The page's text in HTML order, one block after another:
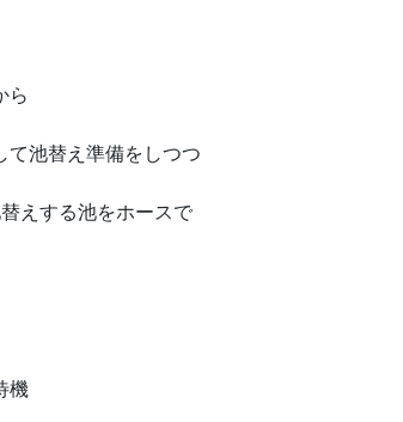
ら
て池替え準備をしつつ
えする池をホースで
機